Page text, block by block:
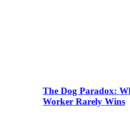
The Dog Paradox:
Worker Rarely Wins